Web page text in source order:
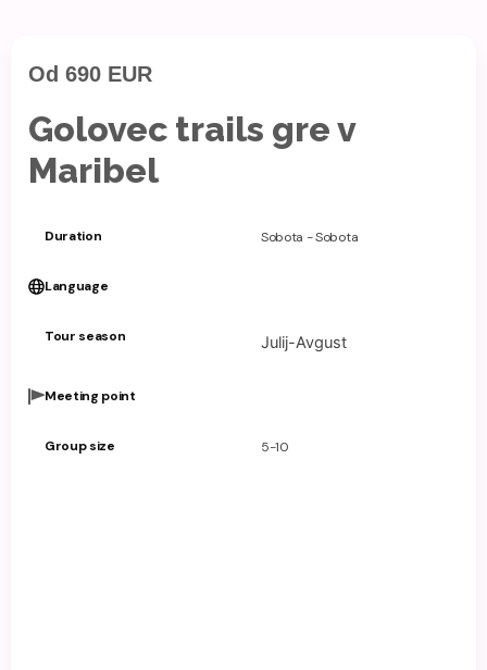
Od 690 EUR
Golovec trails gre v
Maribel
Duration Sobota - Sobota
Language
Tour season Julij-Avgust
Meeting point
Group size 5-10